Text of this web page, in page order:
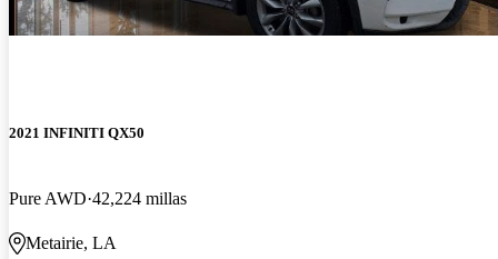
2021 INFINITI QX50
Pure AWD 42,224 millas
Metairie, LA